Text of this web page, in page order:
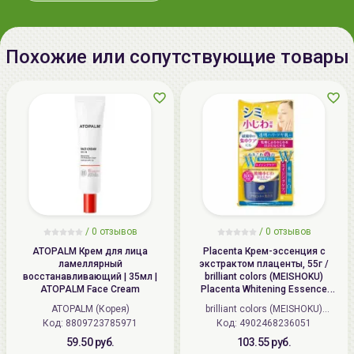
С10-30 алкил акрилатный
камедь, карбомер, пропандиол,
трометамин, ксилит, гиалуронат
натрия, пентиленгликоль, масло
виноградной косточки,
кунжутное масло, рисовое
масло, масло бусенника, масло
семян сафлора, динатрий эдта,
бензоат натрия, лимонная
кислота, токоферол,
этилгексилглицерин,
ароматизаторы. Состав крема:
Вода, глицерин,
циклопентасилоксан,
Похожие или сопутствующие товары
/ 0 отзывов
ATOPALM Крем для лица
ламеллярный
восстанавливающий | 35мл |
ATOPALM Face Cream
ATOPALM (Корея)
Код: 8809723785971
59.50 руб.
/ 0 отзывов
Placenta Крем-эссенция с
экстрактом плаценты, 55г /
brilliant colors (MEISHOKU)
Placenta Whitening Essence
Cream
brilliant colors (MEISHOKU)
(Япония)
Код: 4902468236051
103.55 руб.